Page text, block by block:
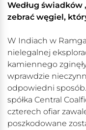
Według świadków
zebrać węgiel,
W Indiach w
nielegalnej
kamiennego
wprawdzie
odpowiedni
spółka Central
czterech ofiar
poszkodowane